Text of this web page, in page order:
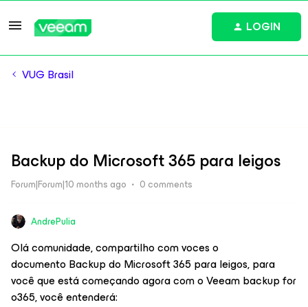
LOGIN
VUG Brasil
Backup do Microsoft 365 para leigos
Forum|Forum|10 months ago 0 comments
AndrePulia
Olá comunidade, compartilho com voces o
documento Backup do Microsoft 365 para leigos, para
você que está começando agora com o Veeam backup for
o365, você entenderá: